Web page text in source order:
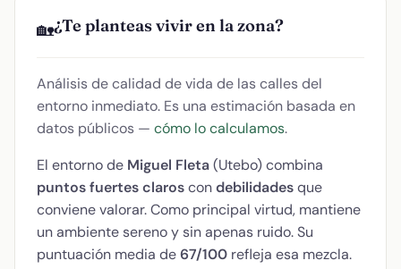
🏡¿Te planteas vivir en la zona?
Análisis de calidad de vida de las calles del
entorno inmediato. Es una estimación basada en
datos públicos — cómo lo calculamos.
El entorno de Miguel Fleta(Utebo) combina
puntos fuertes claroscondebilidadesque
conviene valorar. Como principal virtud, mantiene
un ambiente sereno y sin apenas ruido. Su
puntuación media de67/100 refleja esa mezcla.